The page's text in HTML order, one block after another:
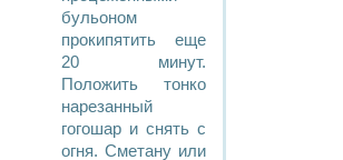
бульоном
прокипятить еще
20 минут.
Положить тонко
нарезанный
гогошар и снять с
огня. Сметану или